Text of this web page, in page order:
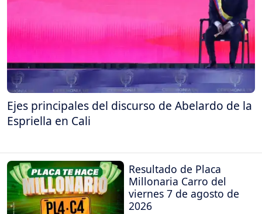
Ejes principales del discurso de Abelardo de la
Espriella en Cali
Resultado de Placa
Millonaria Carro del
viernes 7 de agosto de
2026